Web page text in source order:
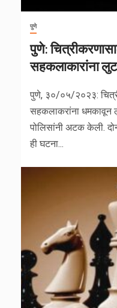
पुणे
पुणे:
सहकलाकारांना
पुणे, ३०/०५/२०२३:
सहकलाकरांना धमकावून
पोलिसांनी अटक केली.
ही घटना...